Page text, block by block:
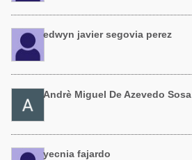
edwyn javier segovia perez
Andrè Miguel De Azevedo Sosa
yecnia fajardo